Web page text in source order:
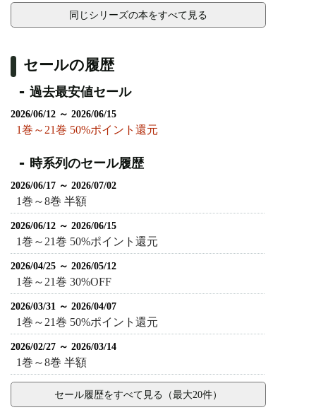
同じシリーズの本をすべて見る
セールの履歴
過去最安値セール
2026/06/12 ～ 2026/06/15
1巻～21巻 50%ポイント還元
時系列のセール履歴
2026/06/17 ～ 2026/07/02
1巻～8巻 半額
2026/06/12 ～ 2026/06/15
1巻～21巻 50%ポイント還元
2026/04/25 ～ 2026/05/12
1巻～21巻 30%OFF
2026/03/31 ～ 2026/04/07
1巻～21巻 50%ポイント還元
2026/02/27 ～ 2026/03/14
1巻～8巻 半額
セール履歴をすべて見る（最大20件）